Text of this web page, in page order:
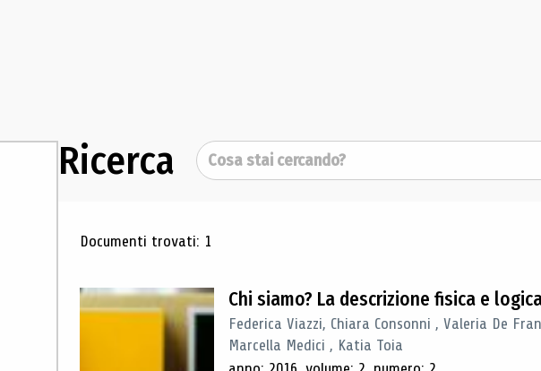
Ricerca Cerca
Risultati di ricerca
Documenti trovati: 1
Chi siamo? La descrizione fisica e
Federica Viazzi, Chiara Consonni , Valeria De
Marcella Medici , Katia Toia